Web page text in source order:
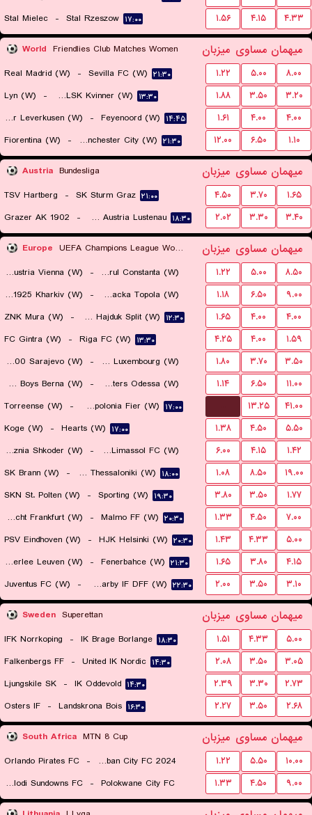
Stal Mielec - Stal Rzeszow ۱۷:۰۰ ۱.۵۶ ۴.۱۵ ۴.۳۳
World Friendlies Club Matches Women میزبان مساوی میهمان
Real Madrid (W) - Sevilla FC (W) ۲۱:۳۰ ۱.۲۲ ۵.۰۰
۸.۰۰
Lyn (W) - Lillestrom LSK Kvinner (W) ۱۳:۳۰ ۱.۸۸ ۳.۵۰
۳.۲۰
Bayer Leverkusen (W)
- Feyenoord (W) ۱۴:۴۵ ۱.۶۱ ۴.۰۰
۴.۰۰
Fiorentina (W) - Manchester City (W) ۲۱:۳۰ ۱۲.۰۰ ۶.۵۰ ۱.۱۰
Austria Bundesliga میزبان مساوی میهمان
TSV Hartberg - SK Sturm Graz ۲۱:۰۰ ۴.۵۰ ۳.۷۰
۱.۶۵
Grazer AK 1902 - SC Austria Lustenau ۱۸:۳۰ ۲.۰۲ ۳.۳۰ ۳.۴۰
Europe UEFA Champions League Women Qualification میزبان مساوی میهمان
FK Austria Vienna (W) - Farul Constanta (W)
۱۹:۳۰
۱.۲۲ ۵.۰۰
۸.۵۰
Metalist 1925 Kharkiv (W)
- TSC Backa Topola (W)
۱۴:۳۰
۱.۱۸ ۶.۵۰
۹.۰۰
ZNK Mura (W) - ZNK Hajduk Split (W) ۱۲:۳۰ ۱.۶۵ ۴.۰۰
۴.۰۰
FC Gintra (W) - Riga FC (W) ۱۳:۳۰ ۴.۲۵ ۴.۰۰
۱.۵۹
ZNK Sfk 2000 Sarajevo (W)
- Racing FC Union Luxembourg (W)
۱۴:۳۰
۱.۸۰ ۳.۷۰
۳.۵۰
BSC Young Boys Berna (W)
- SeaSters Odessa (W)
۱۶:۰۰
۱.۱۴ ۶.۵۰
۱۱.۰۰
Torreense (W) - FK Apolonia Fier (W) ۱۷:۰۰ ۱۳.۲۵
۴۱.۰۰
Koge (W) - Hearts (W) ۱۷:۰۰ ۱.۳۸ ۴.۵۰
۵.۵۰
KS Vllaznia Shkoder (W)
- Apollon Limassol FC (W)
۱۷:۳۰
۶.۰۰ ۴.۱۵
۱.۴۲
SK Brann (W) - FC PAOK Thessaloniki (W) ۱۸:۰۰ ۱.۰۸ ۸.۵۰
۱۹.۰۰
SKN St. Polten (W) - Sporting (W) ۱۹:۳۰ ۳.۸۰ ۳.۵۰
۱.۷۷
Eintracht Frankfurt (W)
- Malmo FF (W) ۲۰:۳۰ ۱.۳۳ ۴.۵۰
۷.۰۰
PSV Eindhoven (W) - HJK Helsinki (W) ۲۰:۳۰ ۱.۴۳ ۴.۳۳
۵.۰۰
Oud-Heverlee Leuven (W)
- Fenerbahce (W) ۲۱:۳۰ ۱.۶۵ ۳.۸۰
۴.۱۵
Juventus FC (W) - Hammarby IF DFF (W) ۲۲:۳۰ ۲.۰۰ ۳.۵۰ ۳.۱۰
Sweden Superettan میزبان مساوی میهمان
IFK Norrkoping - IK Brage Borlange ۱۸:۳۰ ۱.۵۱ ۴.۳۳
۵.۰۰
Falkenbergs FF - United IK Nordic ۱۴:۳۰ ۲.۰۸ ۳.۵۰
۳.۰۵
Ljungskile SK - IK Oddevold ۱۴:۳۰ ۲.۳۹ ۳.۳۰
۲.۷۳
Osters IF - Landskrona Bois ۱۶:۳۰ ۲.۲۷ ۳.۵۰ ۲.۶۸
South Africa MTN 8 Cup میزبان مساوی میهمان
Orlando Pirates FC - Durban City FC 2024
۱۶:۳۰
۱.۲۲ ۵.۵۰
۱۰.۰۰
Mamelodi Sundowns FC
- Polokwane City FC
۱۹:۳۰
۱.۳۳ ۴.۵۰ ۹.۰۰